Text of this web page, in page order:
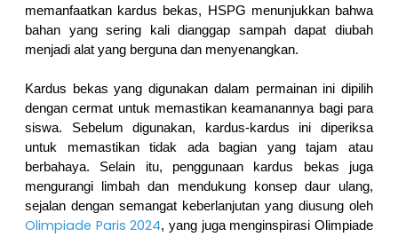
memanfaatkan kardus bekas, HSPG menunjukkan bahwa
bahan yang sering kali dianggap sampah dapat diubah
menjadi alat yang berguna dan menyenangkan.
Kardus bekas yang digunakan dalam permainan ini dipilih
dengan cermat untuk memastikan keamanannya bagi para
siswa. Sebelum digunakan, kardus-kardus ini diperiksa
untuk memastikan tidak ada bagian yang tajam atau
berbahaya. Selain itu, penggunaan kardus bekas juga
mengurangi limbah dan mendukung konsep daur ulang,
Olimpiade Paris 2024, yang juga menginspirasi Olimpiade